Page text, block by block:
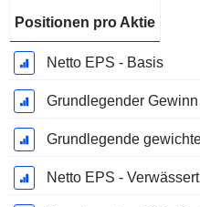
Positionen pro Aktie
Netto EPS - Basis
Netto EPS - Verwässert